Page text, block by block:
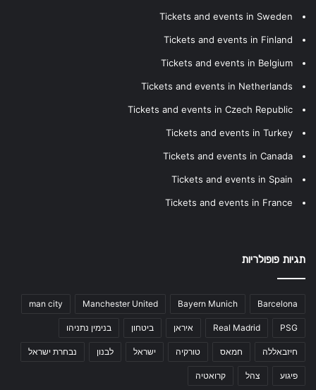
Tickets and events in Sweden
Tickets and events in Finland
Tickets and events in Belgium
Tickets and events in Netherlands
Tickets and events in Czech Republic
Tickets and events in Turkey
Tickets and events in Canada
Tickets and events in Spain
Tickets and events in France
תגיות פופולריות
Barcelona
Bayern Munich
Manchester United
man city
PSG
Real Madrid איראן ביטחון בנימין נתניהו
חיזבאללה חמאס טורקיה ישראל לבנון נבחרת ישראל
פיגוע צהל קרואטיה